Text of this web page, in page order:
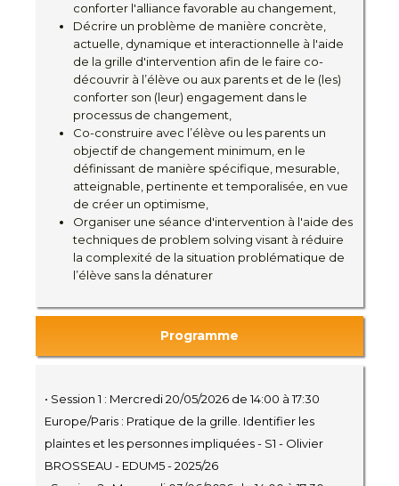
conforter l'alliance favorable au changement,
Décrire un problème de manière concrète,
actuelle, dynamique et interactionnelle à l'aide
de la grille d'intervention afin de le faire co-
découvrir à l’élève ou aux parents et de le (les)
conforter son (leur) engagement dans le
processus de changement,
Co-construire avec l’élève ou les parents un
objectif de changement minimum, en le
définissant de manière spécifique, mesurable,
atteignable, pertinente et temporalisée, en vue
de créer un optimisme,
Organiser une séance d'intervention à l'aide des
techniques de problem solving visant à réduire
la complexité de la situation problématique de
l’élève sans la dénaturer
Programme
• Session 1 : Mercredi 20/05/2026 de 14:00 à 17:30
Europe/Paris : Pratique de la grille. Identifier les
plaintes et les personnes impliquées - S1 - Olivier
BROSSEAU - EDUM5 - 2025/26